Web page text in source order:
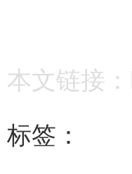
本文链接
标签：